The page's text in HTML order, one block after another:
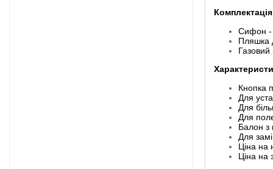
Сифон -
Пляшка
Кнопка
Для
Для
Для
Балон з
Для
Ціна на
Ціна на